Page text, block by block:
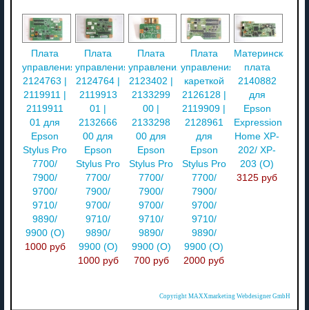
Плата
управления
2124763 |
2119911 |
2119911
01 для
Epson
Stylus Pro
7700/
7900/
9700/
9710/
9890/
9900 (O)
1000 руб
Плата
управления
2124764 |
2119913
01 |
2132666
00 для
Epson
Stylus Pro
7700/
7900/
9700/
9710/
9890/
9900 (O)
1000 руб
Плата
управления
2123402 |
2133299
00 |
2133298
00 для
Epson
Stylus Pro
7700/
7900/
9700/
9710/
9890/
9900 (O)
700 руб
Плата
управления
кареткой
2126128 |
2119909 |
2128961
для
Epson
Stylus Pro
7700/
7900/
9700/
9710/
9890/
9900 (O)
2000 руб
Материнская
плата
2140882
для
Epson
Expression
Home XP-
202/ XP-
203 (О)
3125 руб
Copyright MAXXmarketing Webdesigner GmbH